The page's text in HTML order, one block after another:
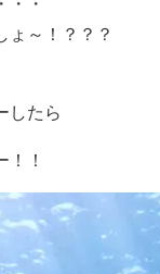
ょ～！？？？
したら
！！